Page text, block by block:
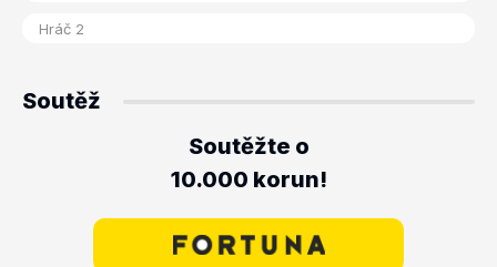
Soutěž
Soutěžte o
10.000 korun!